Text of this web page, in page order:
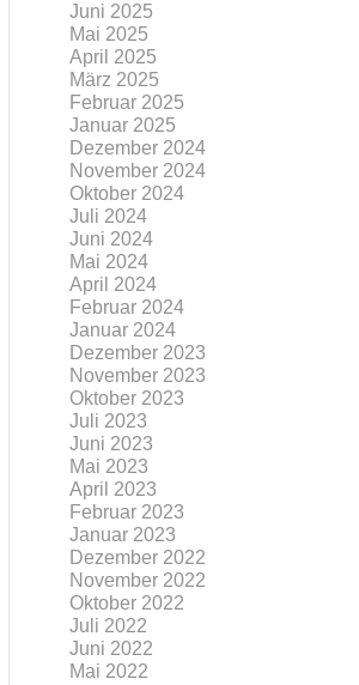
Juni 2025
Mai 2025
April 2025
März 2025
Februar 2025
Januar 2025
Dezember 2024
November 2024
Oktober 2024
Juli 2024
Juni 2024
Mai 2024
April 2024
Februar 2024
Januar 2024
Dezember 2023
November 2023
Oktober 2023
Juli 2023
Juni 2023
Mai 2023
April 2023
Februar 2023
Januar 2023
Dezember 2022
November 2022
Oktober 2022
Juli 2022
Juni 2022
Mai 2022